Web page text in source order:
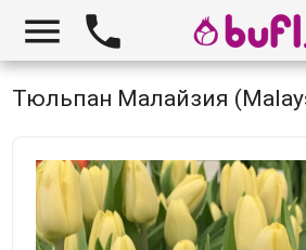
 
Тюльпан Малайзия